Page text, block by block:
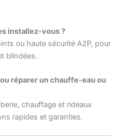
installez-vous ?
ou haute sécurité A2P, pour
blindées.
réparer un chauffe-eau ou
chauffage et rideaux
rapides et garanties.